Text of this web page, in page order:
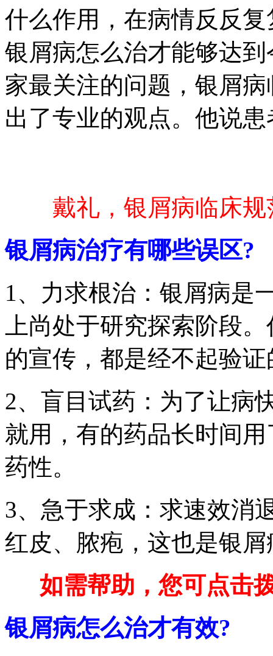
什么作用，在病情反反
银屑病怎么治才能够达
家最关注的问题，银屑
出了专业的观点。他说
戴礼，银屑病临床
银屑病治疗有哪些误区?
1、力求根治：银屑病是
上尚处于研究探索阶段
的宣传，都是经不起验
2、盲目试药：为了让病
就用，有的药品长时间
药性。
3、急于求成：求速效消
红皮、脓疱，这也是银
如需帮助，您可点击
银屑病怎么治才有效?